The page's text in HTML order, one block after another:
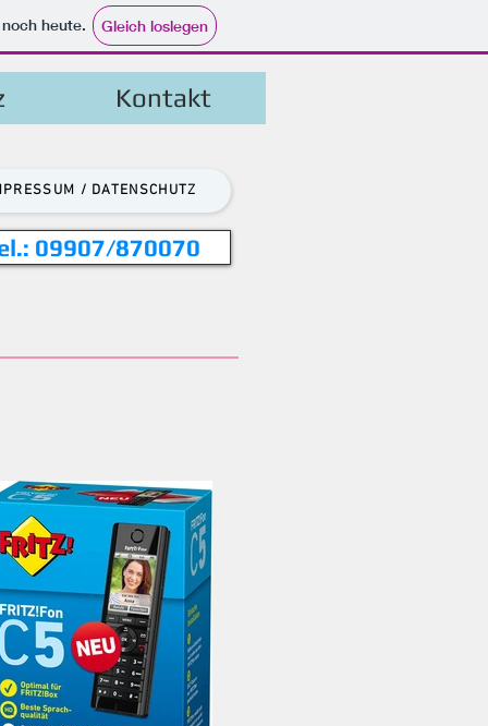
heute. Gleich loslegen
Kontakt
/ DATENSCHUTZ
09907/870070